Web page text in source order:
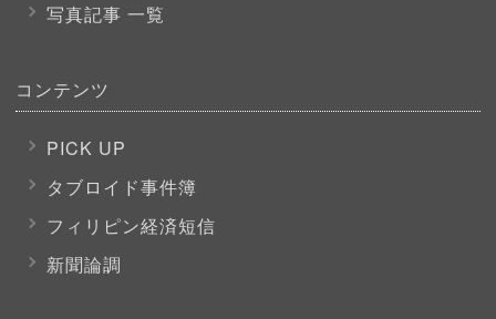
写真記事 一覧
コンテンツ
PICK UP
タブロイド事件簿
フィリピン経済短信
新聞論調